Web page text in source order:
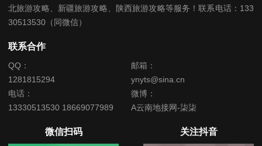
北旅游攻略、新疆旅游攻略、陕西旅游攻略等服务！联系电话：133
30513530（同微信）
联系合作
QQ：
1281815294
邮箱：
ynyts@sina.cn
电话：
13330513530 18669077989
微博：
A云南地接网-柒柒
微信扫码 关注抖音